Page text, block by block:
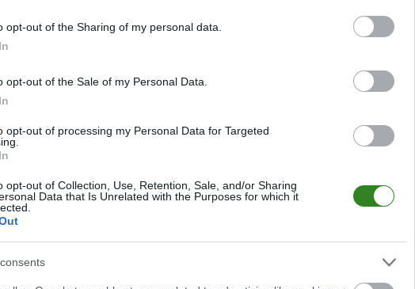
opt-out of the Sharing of my personal data.
opt-out of the Sale of my Personal Data.
opt-out of processing my Personal Data for Targeted
opt-out of Collection, Use, Retention, Sale, and/or Sharing
Data that Is Unrelated with the Purposes for which it
2
W
1
4